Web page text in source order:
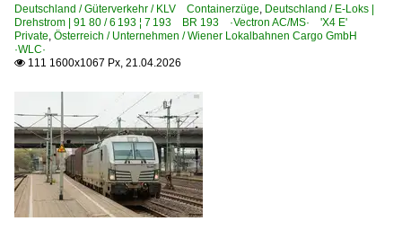
Deutschland / Güterverkehr / KLV Containerzüge, Deutschland / E-Loks |
Drehstrom | 91 80 / 6 193 ¦ 7 193 BR 193 ·Vectron AC/MS· 'X4 E'
Private, Österreich / Unternehmen / Wiener Lokalbahnen Cargo GmbH
·WLC·
 111 1600x1067 Px, 21.04.2026